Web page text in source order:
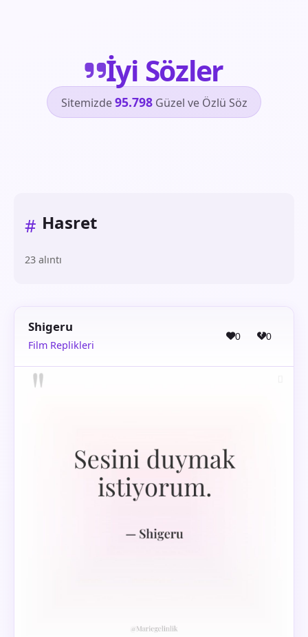
İyi Sözler
Sitemizde95.798Güzel ve Özlü Söz
# Hasret
23 alıntı
Shigeru
Film Replikleri
0 0